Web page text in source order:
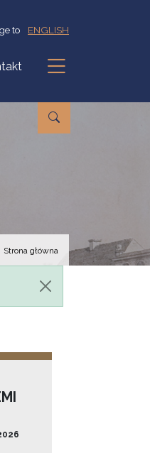
to ENGLISH
Podmenu
Strona główna